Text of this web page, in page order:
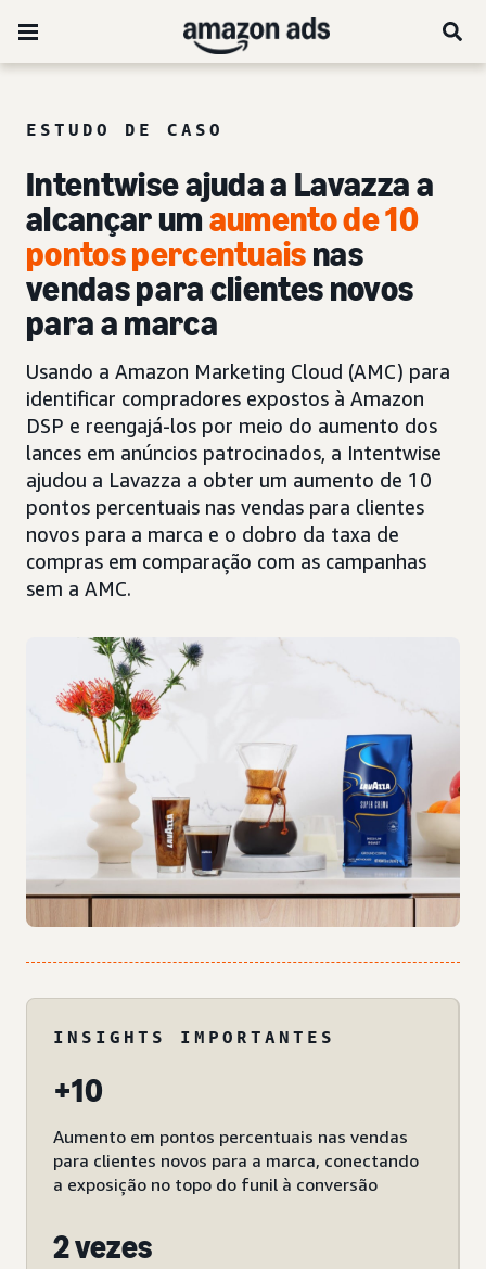
ESTUDO DE CASO
Intentwise ajuda a Lavazza a
alcançar umaumento de 10
pontos percentuaisnas
vendas para clientes novos
para a marca
Usando a Amazon Marketing Cloud (AMC) para
identificar compradores expostos à Amazon
DSP e reengajá-los por meio do aumento dos
lances em anúncios patrocinados, a Intentwise
ajudou a Lavazza a obter um aumento de 10
pontos percentuais nas vendas para clientes
novos para a marca e o dobro da taxa de
compras em comparação com as campanhas
sem a AMC.
INSIGHTS IMPORTANTES
+10
Aumento em pontos percentuais nas vendas
para clientes novos para a marca, conectando
a exposição no topo do funil à conversão
2 vezes